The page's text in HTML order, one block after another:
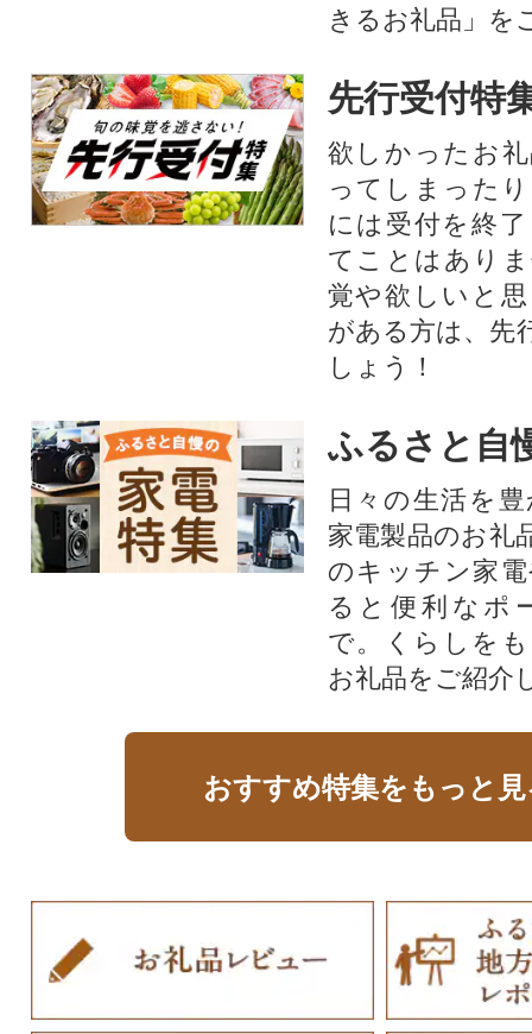
きるお礼品」を
先行受付特
欲しかったお
ってしまった
には受付を終
てことはあり
覚や欲しいと
がある方は、先
しょう！
ふるさと自
日々の生活を
家電製品のお礼
のキッチン家
ると便利なポ
で。くらしを
お礼品をご紹介
おすすめ特集をもっと